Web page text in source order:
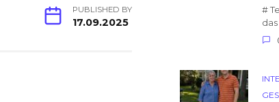
PUBLISHED BY
17.09.2025
#